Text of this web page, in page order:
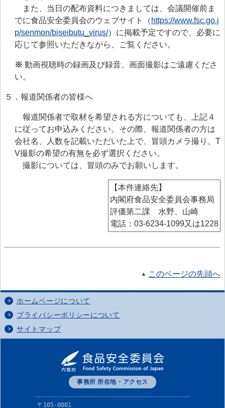
また、当日の配布資料につきましては、会議開催前ま
でに食品安全委員会のウェブサイト（ https://www.fsc.go.j
p/senmon/biseibutu_virus/）に掲載予定ですので、必要に
応じて参照いただきながら、ご覧ください。
※ 動画視聴時の録画及び録音、画面撮影はご遠慮くださ
い。
５．報道関係者の皆様へ
報道関係者で取材を希望される方についても、上記４
に従ってお申込みください。その際、報道関係者の方は
会社名、人数を記載いただいた上で、冒頭カメラ撮り、T
V撮影の希望の有無を必ず選択ください。
撮影については、冒頭のみでお願いします。
【本件連絡先】
内閣府食品安全委員会事務局
評価第二課 水野、山崎
電話：03-6234-1099又は1228
このページの先頭へ
ホームページについて
プライバシーポリシーについて
サイトマップ
事務所 所在地・アクセス
〒105-0001